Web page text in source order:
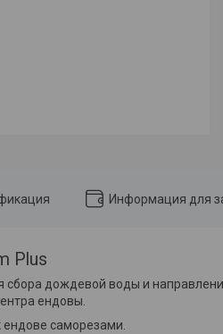
Информация для
Plus
сбора дождевой воды и
ендовы.
ендове саморезами.